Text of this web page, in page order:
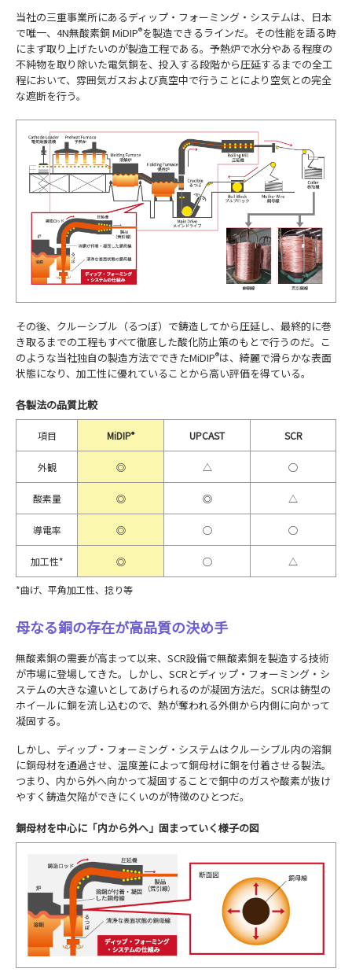
当社の三重事業所にあるディップ・フォーミング・システムは、日本
で唯一、4N無酸素銅 MiDIP®を製造できるラインだ。その性能を語る時
にまず取り上げたいのが製造工程である。予熱炉で水分やある程度の
不純物を取り除いた電気銅を、投入する段階から圧延するまでの全工
程において、雰囲気ガスおよび真空中で行うことにより空気との完全
な遮断を行う。
その後、クルーシブル（るつぼ）で鋳造してから圧延し、最終的に巻
き取るまでの工程もすべて徹底した酸化防止策のもとで行うのだ。こ
のような当社独自の製造方法でできたMiDIP®は、綺麗で滑らかな表面
状態になり、加工性に優れていることから高い評価を得ている。
各製法の品質比較
項目 MiDIP® UPCAST SCR
外観 ◎ △ ◯
酸素量 ◎ ◎ △
導電率 ◎ ◯ ◯
加工性* ◎ ◯ △
*曲げ、平角加工性、捻り等
母なる銅の存在が高品質の決め手
無酸素銅の需要が高まって以来、SCR設備で無酸素銅を製造する技術
が市場に登場してきた。しかし、SCRとディップ・フォーミング・シ
ステムの大きな違いとしてあげられるのが凝固方法だ。SCRは鋳型の
ホイールに銅を流し込むので、熱が奪われる外側から内側に向かって
凝固する。
しかし、ディップ・フォーミング・システムはクルーシブル内の溶銅
に銅母材を通過させ、温度差によって銅母材に銅を付着させる製法。
つまり、内から外へ向かって凝固することで銅中のガスや酸素が抜け
やすく鋳造欠陥ができにくいのが特徴のひとつだ。
銅母材を中心に「内から外へ」固まっていく様子の図